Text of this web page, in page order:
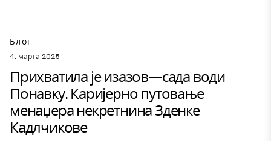
Блог
4. марта 2025
Прихватила је изазов—сада води
Понавку. Каријерно путовање
менаџера некретнина Зденке
Кадлчикове